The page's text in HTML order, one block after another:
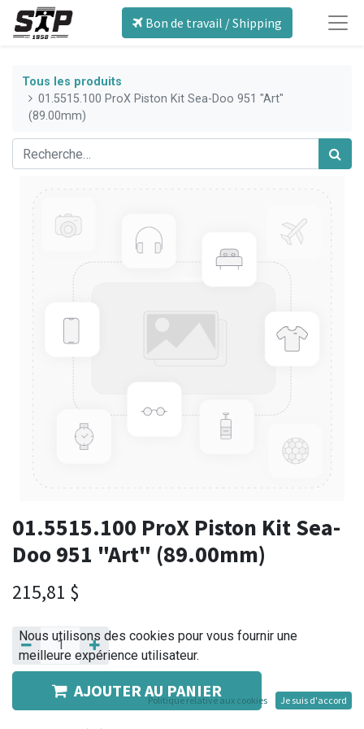
Bon de travail / Shipping
Tous les produits
01.5515.100 ProX Piston Kit Sea-Doo 951 "Art"
(89.00mm)
01.5515.100 ProX Piston Kit Sea-
Doo 951 "Art" (89.00mm)
215,81 $
AJOUTER AU PANIER
Nous utilisons des cookies pour vous fournir une
meilleure expérience utilisateur.
Politique relative aux cookies Je suis d'accord